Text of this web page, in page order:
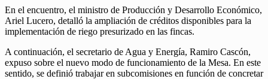
En el encuentro, el ministro de Producción y Desarrollo Económico,
Ariel Lucero, detalló la ampliación de créditos disponibles para la
implementación de riego presurizado en las fincas.
A continuación, el secretario de Agua y Energía, Ramiro Cascón,
expuso sobre el nuevo modo de funcionamiento de la Mesa. En este
sentido, se definió trabajar en subcomisiones en función de concretar